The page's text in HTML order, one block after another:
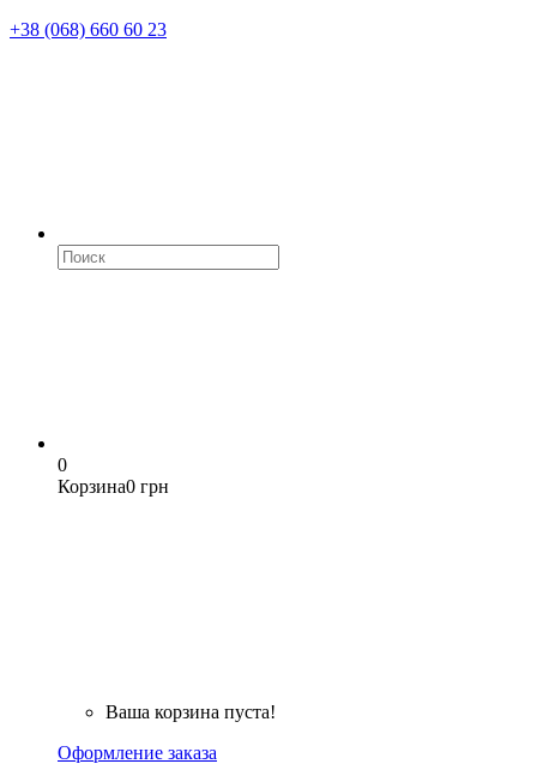
+38 (068) 660 60 23
0
Корзина0 грн
Ваша корзина пуста!
Оформление заказа